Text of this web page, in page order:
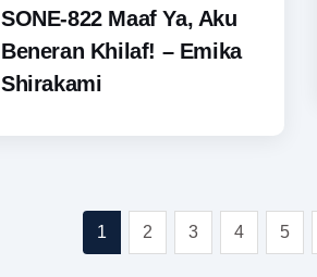
SONE-822 Maaf Ya, Aku
Beneran Khilaf! – Emika
Shirakami
1 2 3 4 5